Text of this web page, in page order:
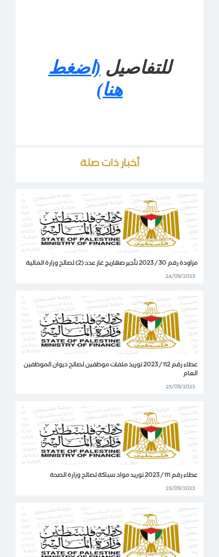
للتفاصيل (اضغط
هنا)
أخبار ذات صلة
مزاودة رقم 30 / 2023 تأجير صهاريج غاز عدد (2) لصالح وزارة المالية
24/09/2023
عطاء رقم 112 / 2023 توريد ملفات موظفين لصالح ديوان الموظفين
العام
23/09/2023
عطاء رقم 111 / 2023 توريد مواد سباكة لصالح وزارة الصحة
23/09/2023